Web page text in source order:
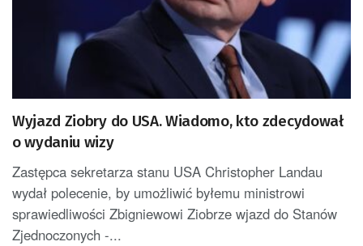
Wyjazd Ziobry do USA. Wiadomo, kto zdecydował
o wydaniu wizy
Zastępca sekretarza stanu USA Christopher Landau
wydał polecenie, by umożliwić byłemu ministrowi
sprawiedliwości Zbigniewowi Ziobrze wjazd do Stanów
Zjednoczonych -...